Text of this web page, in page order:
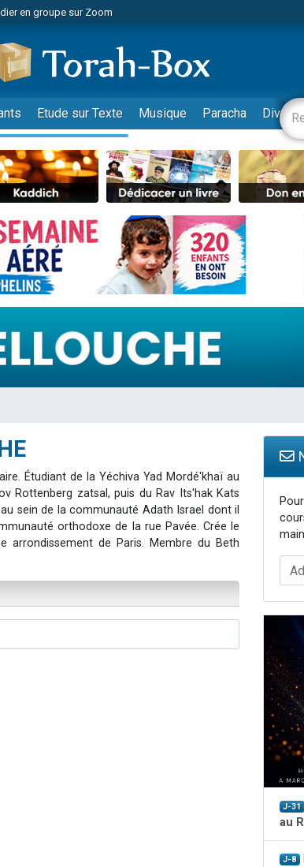
en groupe sur Zoom
rejoindre sur WhatsApp
sur WhatsApp
un don pour Reloger Rivka, 6 enfants, victime de violences...
un don pour 1 Journée de Vacances Pour les Enfants
une bénédiction
rejoindre sur WhatsApp
en groupe sur Zoom
sur WhatsApp
sur WhatsApp
sur WhatsApp
une bénédiction
un don pour Sauvez la jambe de Yohan
Torah-Box Music
Etude sur Texte Musique Paracha
Étudiant de la Yéchiva Yad Mordé'khaï au
Rottenberg zatsal, puis du Rav Its'hak Kats
sein de la communauté Adath Israel dont il
orthodoxe de la rue Pavée. Crée le
arrondissement de Paris. Membre du Beth
J-31
au
J-8